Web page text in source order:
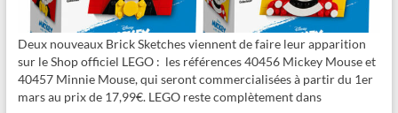
Deux nouveaux Brick Sketches viennent de faire leur apparition
sur le Shop officiel LEGO : les références 40456 Mickey Mouse et
40457 Minnie Mouse, qui seront commercialisées à partir du 1er
mars au prix de 17,99€. LEGO reste complètement dans